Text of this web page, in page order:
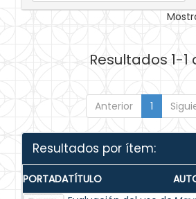
Resultados 1-1
Anterior 1
Resultados por ítem:
PORTADATÍTULO